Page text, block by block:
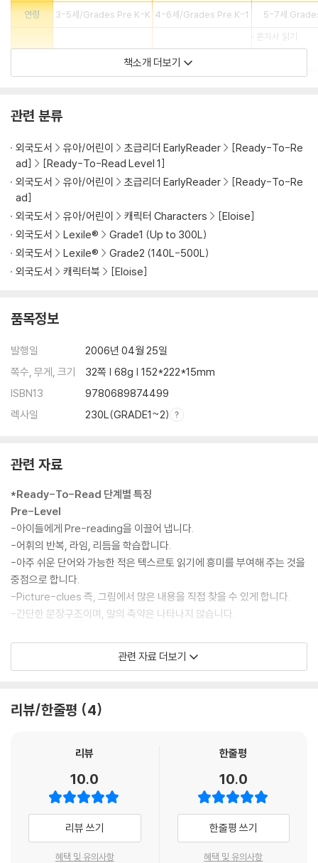
연령 3-5세/Grades Pre K-K 4-6세/Grades Pre K-1 5-7세
특징
· 간단한 스토리
· 혼자서 읽기
페이지수
24-32
32
문장수
1~2
어휘수
30-60 words 75-250 words 250-750
(* 대상 연령 : 3-8세, 미국 기준)
While attending her very first day at her new school, Becky ta
kes an interest in the elections for class president being held
and so decides to make a speech of her own, winning her gre
책소개 더보기
관련 분류
외국도서 유아/어린이 초급리더 EarlyReader
[Ready-To-Re
ad]
[Ready-To-Read Level 1]
외국도서
유아/어린이 초급리더 EarlyReader
[Ready-To-Re
ad]
외국도서
유아/어린이 캐릭터 Characters
[Eloise]
외국도서
Lexile®
Grade1 (Up to 300L)
외국도서
Lexile®
Grade2 (140L-500L)
외국도서
캐릭터북 [Eloise]
품목정보
발행일
2006년 04월 25일
쪽수, 무게, 크기
32쪽 | 68g | 152*222*15mm
ISBN13
9780689874499
렉사일
230L(GRADE1~2)
관련 자료
*Ready-To-Read 단계별 특징
Pre-Level
-아이들에게 Pre-reading을 이끌어 냅니다.
-어휘의 반복, 라임, 리듬을 학습합니다.
-아주 쉬운 단어와 가능한 적은 텍스르토 읽기에 흥미를 부여해 주는 것을
중점으로 합니다.
-Picture-clues 즉, 그림에서 많은 내용을 직접 찾을 수 있게 합니다.
-간단한 문장구조이며, 말의 축약은 나타나지 않습니다.
Level 1
-개념과 문법이 간단하게 나타납니다.
-인용부호가 쓰입니다.
flict, resolution)
-최대 4챕터 정도로 구성되어 있습니다.
-이 단계의 리더는 긴 문장과 어려운 개념에 대하여 충분히 알고 있습니다.
-좀 어려운 어휘에 대하여 학습합니다.
관련 자료 더보기
리뷰/한줄평 4
리뷰
10.0
리뷰 쓰기
혜택 및 유의사항
한줄평
10.0
한줄평 쓰기
혜택 및 유의사항